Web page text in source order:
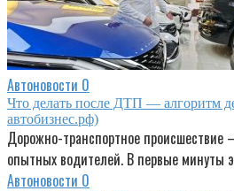
Автоновости 0
Что делать после ДТП — алгоритм
автобизнес.рф)
Дорожно-транспортное
опытных водителей. В первые минуты
Автоновости 0